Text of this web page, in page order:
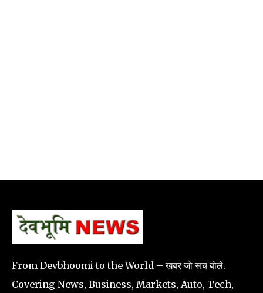
From Devbhoomi to the World – खबर जो सच बोले.
Covering News, Business, Markets, Auto, Tech,